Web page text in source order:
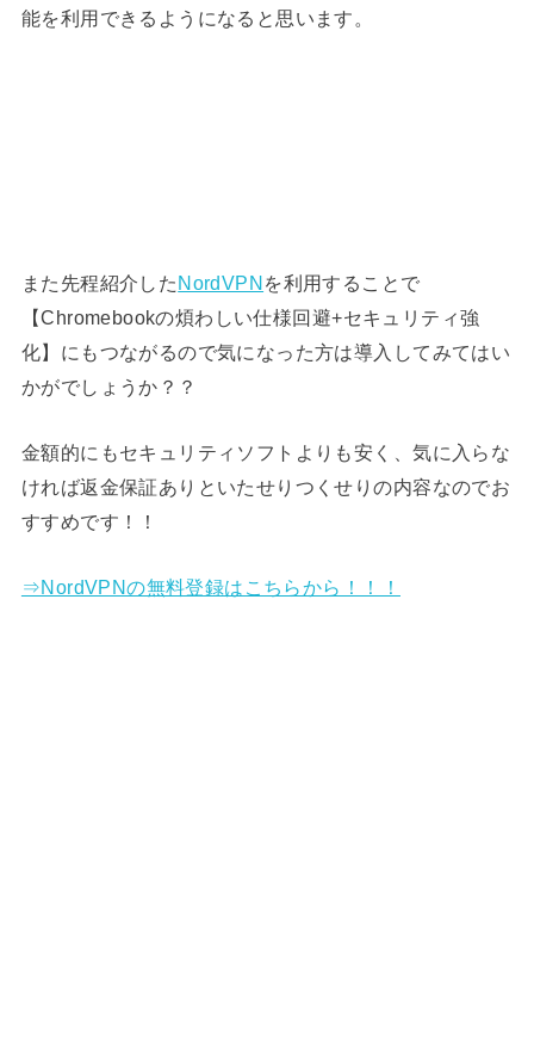
能を利用できるようになると思います。
また先程紹介したNordVPNを利用することで
【Chromebookの煩わしい仕様回避+セキュリティ強
化】にもつながるので気になった方は導入してみてはい
かがでしょうか？？
金額的にもセキュリティソフトよりも安く、気に入らな
ければ返金保証ありといたせりつくせりの内容なのでお
すすめです！！
⇒NordVPNの無料登録はこちらから！！！